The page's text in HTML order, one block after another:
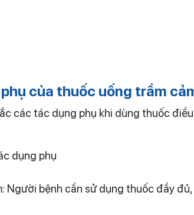
của thuốc uống trầm
các tác dụng phụ khi dùng thuốc
dụng phụ
Người bệnh cần sử dụng thuốc đầy